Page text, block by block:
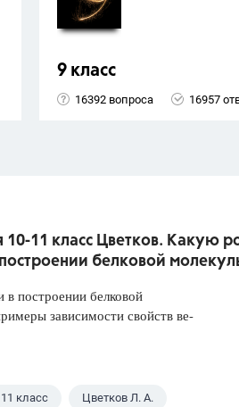
9 класс
16392 вопроса 16957
10-11 класс Цветков. Какую
белковой
построении белковой
зависимости свойств ве-
11 класс Цветков Л. А.